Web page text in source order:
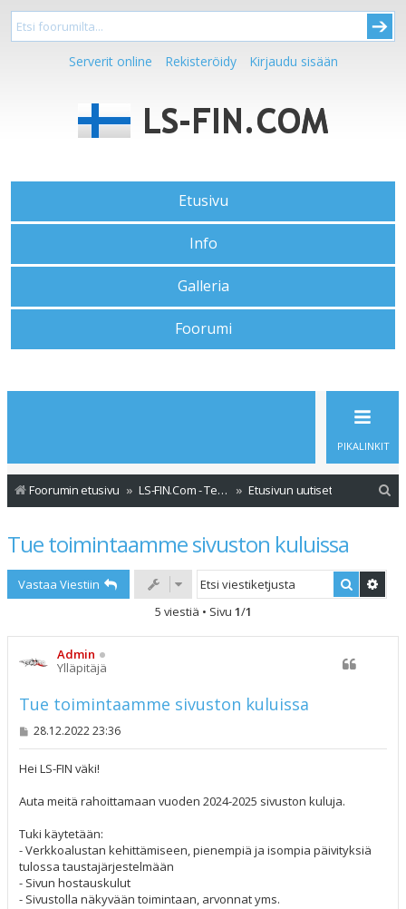
Serverit online Rekisteröidy Kirjaudu sisään
Etusivu
Info
Galleria
Foorumi
PIKALINKIT
Foorumin etusivu LS-FIN.Com - Tervetuloa Etusivun uutiset
Tue toimintaamme sivuston kuluissa
Vastaa Viestiin Etsi
5 viestiä • Sivu 1/1
Admin
Ylläpitäjä
Tue toimintaamme sivuston kuluissa
V
s
28.12.2022 23:36
Hei LS-FIN väki!
Auta meitä rahoittamaan vuoden 2024-2025 sivuston kuluja.
Tuki käytetään:
- Verkkoalustan kehittämiseen, pienempiä ja isompia päivityksiä
tulossa taustajärjestelmään
- Sivun hostauskulut
- Sivustolla näkyvään toimintaan, arvonnat yms.